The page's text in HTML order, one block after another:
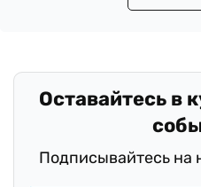
Оставайтесь в
Подписывайтесь на